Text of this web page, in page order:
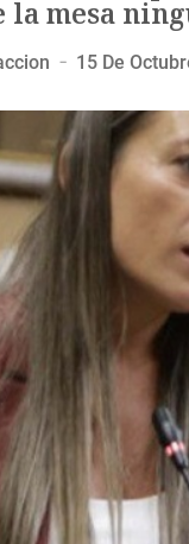
la mesa
— 15 De